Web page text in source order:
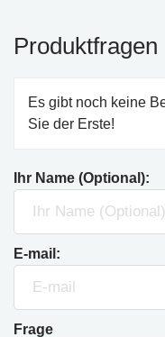
Produktfragen
Es gibt noch keine
Sie der Erste!
Ihr Name (Optional):
E-mail:
Frage